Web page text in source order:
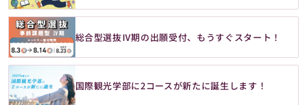
総合型選抜Ⅳ期の出願受付、もうすぐスタート！
国際観光学部に2コースが新たに誕生します！